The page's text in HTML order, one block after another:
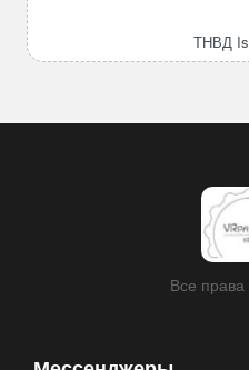
ТНВД
Все